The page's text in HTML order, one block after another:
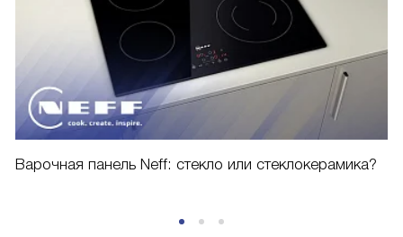
Варочная панель Neff: стекло или стеклокерамика?